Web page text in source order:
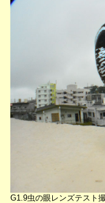
G1.9虫の眼レンズテスト